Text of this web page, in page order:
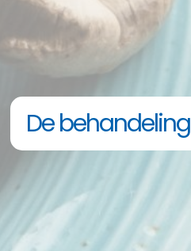
De behandeling